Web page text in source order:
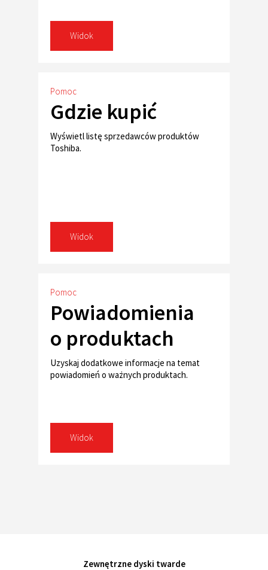
Widok
Pomoc
Gdzie kupić
Wyświetl listę sprzedawców produktów
Toshiba.
Widok
Pomoc
Powiadomienia
o produktach
Uzyskaj dodatkowe informacje na temat
powiadomień o ważnych produktach.
Widok
Zewnętrzne dyski twarde